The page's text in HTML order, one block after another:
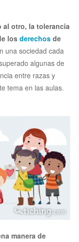
al otro, la tolerancia
los derechos de
una sociedad cada
algunas de
entre razas y
tema en las aulas.
manera de